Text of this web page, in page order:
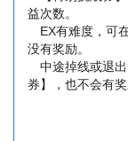
益次数。
EX有难度，可
没有奖励。
中途掉线或退
券】，也不会有奖